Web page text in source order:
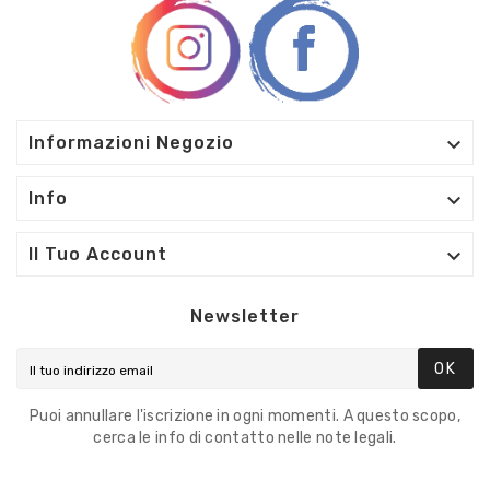
Informazioni Negozio 
Info 
Il Tuo Account 
Newsletter
OK
Puoi annullare l'iscrizione in ogni momenti. A questo scopo,
cerca le info di contatto nelle note legali.